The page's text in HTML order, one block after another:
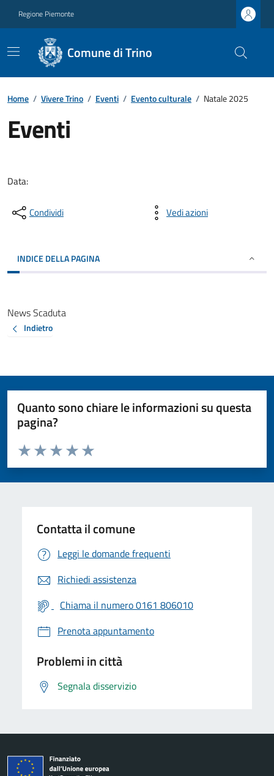
Regione Piemonte
Comune di Trino
Home / Vivere Trino / Eventi / Evento culturale / Natale 2025
Eventi
Data:
Condividi Vedi azioni
INDICE DELLA PAGINA
News Scaduta
Indietro
Quanto sono chiare le informazioni su questa
pagina?
Valuta da 1 a 5 stelle la pagina
Valuta 5 stelle su 5
Valuta 4 stelle su 5
Valuta 3 stelle su 5
Valuta 2 stelle su 5
Valuta 1 stelle su 5
Contatta il comune
Leggi le domande frequenti
Richiedi assistenza
Chiama il numero 0161 806010
Prenota appuntamento
Problemi in città
Segnala disservizio